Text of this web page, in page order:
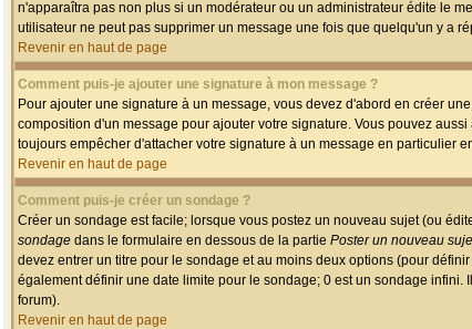
n'apparaîtra pas non plus si un modérateur ou un administrateur édite le
utilisateur ne peut pas supprimer un message une fois que quelqu'un y a
Revenir en haut de page
Comment puis-je ajouter une signature à mon message ?
Pour ajouter une signature à un message, vous devez d'abord en créer
composition d'un message pour ajouter votre signature. Vous pouvez
toujours empêcher d'attacher votre signature à un message en particulier
Revenir en haut de page
Comment puis-je créer un sondage ?
Créer un sondage est facile; lorsque vous postez un nouveau sujet (ou
sondage dans le formulaire en dessous de la partie Poster un nouveau
devez entrer un titre pour le sondage et au moins deux options (pour
également définir une date limite pour le sondage; 0 est un sondage
forum).
Revenir en haut de page